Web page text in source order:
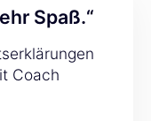
Spaß.“
Coach